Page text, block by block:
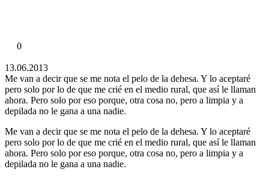
0
13.06.2013
Me van a decir que se me nota el pelo de la dehesa. Y lo aceptaré
pero solo por lo de que me crié en el medio rural, que así le llaman
ahora. Pero solo por eso porque, otra cosa no, pero a limpia y a
depilada no le gana a una nadie.
Me van a decir que se me nota el pelo de la dehesa. Y lo aceptaré
pero solo por lo de que me crié en el medio rural, que así le llaman
ahora. Pero solo por eso porque, otra cosa no, pero a limpia y a
depilada no le gana a una nadie.